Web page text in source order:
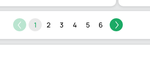
1 2 3 4 5 6